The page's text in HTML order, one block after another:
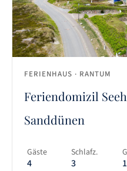
FERIENHAUS · RANTUM
Feriendomizil
Sanddünen
Gäste
4
Schlafz.
3